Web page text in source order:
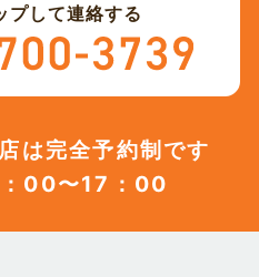
プして連絡する
は完全予約制です
00〜17：00